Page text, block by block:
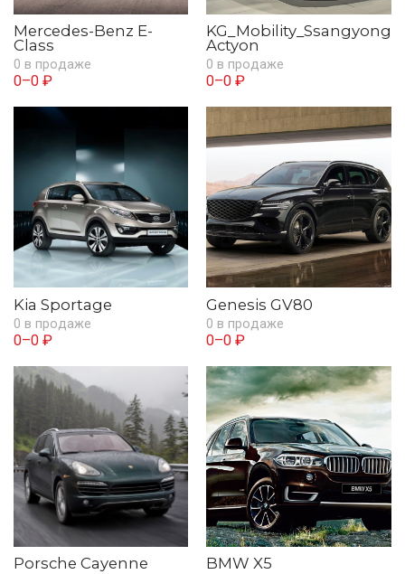
Mercedes-Benz E-
Class
0 в продаже
0–0 ₽
KG_Mobility_Ssangyong
Actyon
0 в продаже
0–0 ₽
Kia Sportage
0 в продаже
0–0 ₽
Genesis GV80
0 в продаже
0–0 ₽
Porsche Cayenne BMW X5